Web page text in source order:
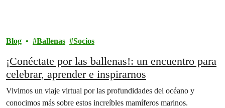
Blog Ballenas Socios
¡Conéctate por las ballenas!: un encuentro para
celebrar, aprender e inspirarnos
Vivimos un viaje virtual por las profundidades del océano y
conocimos más sobre estos increíbles mamíferos marinos.